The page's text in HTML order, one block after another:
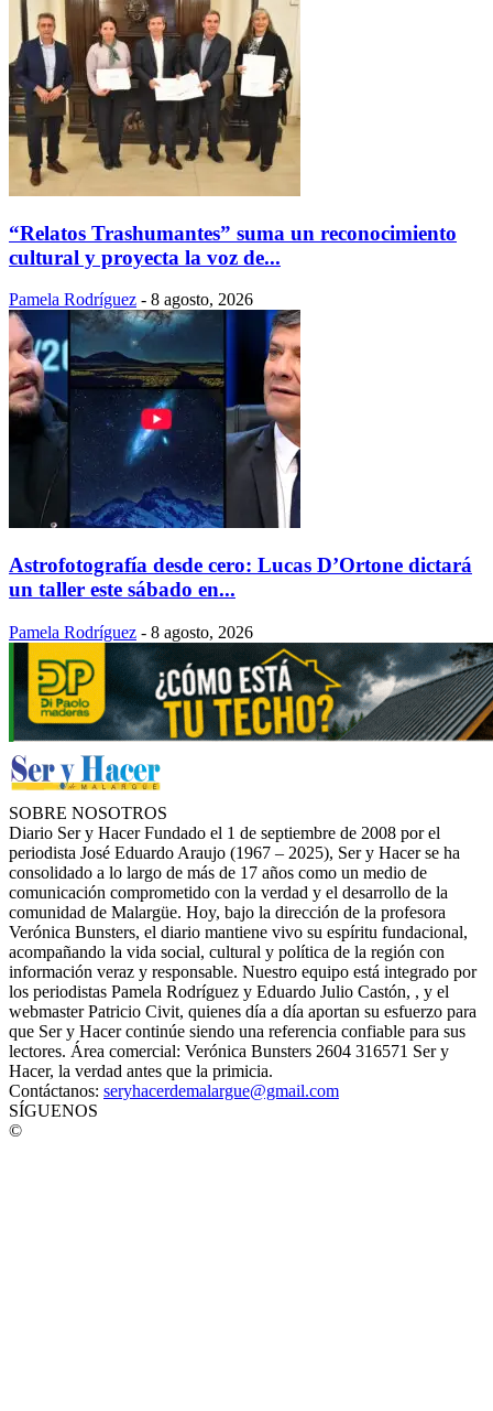
“Relatos Trashumantes” suma un reconocimiento
cultural y proyecta la voz de...
Pamela Rodríguez - 8 agosto, 2026
Astrofotografía desde cero: Lucas D’Ortone dictará
un taller este sábado en...
Pamela Rodríguez - 8 agosto, 2026
SOBRE NOSOTROS
Diario Ser y Hacer Fundado el 1 de septiembre de 2008 por el
periodista José Eduardo Araujo (1967 – 2025), Ser y Hacer se ha
consolidado a lo largo de más de 17 años como un medio de
comunicación comprometido con la verdad y el desarrollo de la
comunidad de Malargüe. Hoy, bajo la dirección de la profesora
Verónica Bunsters, el diario mantiene vivo su espíritu fundacional,
acompañando la vida social, cultural y política de la región con
información veraz y responsable. Nuestro equipo está integrado por
los periodistas Pamela Rodríguez y Eduardo Julio Castón, , y el
webmaster Patricio Civit, quienes día a día aportan su esfuerzo para
que Ser y Hacer continúe siendo una referencia confiable para sus
lectores. Área comercial: Verónica Bunsters 2604 316571 Ser y
Hacer, la verdad antes que la primicia.
Contáctanos: seryhacerdemalargue@gmail.com
SÍGUENOS
©